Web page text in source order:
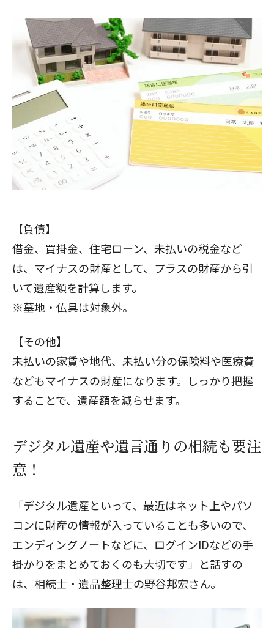
【負債】
借金、買掛金、住宅ローン、未払いの税金など
は、マイナスの財産として、プラスの財産から引
いて遺産額を計算します。
※墓地・仏具は対象外。
【その他】
未払いの家賃や地代、未払い分の保険料や医療費
などもマイナスの財産になります。しっかり把握
することで、遺産額を減らせます。
デジタル遺産や遺言通りの相続も要注
意！
「デジタル遺産といって、最近はネット上やパソ
コンに財産の情報が入っていることも多いので、
エンディングノートなどに、ログインIDなどの手
掛かりをまとめておくのも大切です」と話すの
は、相続士・遺品整理士の野谷邦宏さん。